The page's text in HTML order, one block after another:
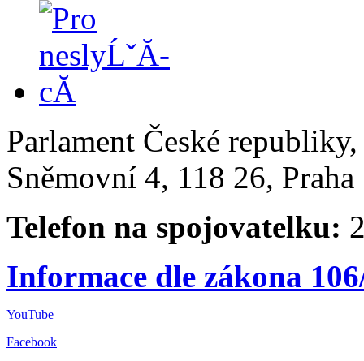
Parlament České
Sněmovní 4, 118 26,
Telefon na spojovatelku:
Informace dle zákona
YouTube
Facebook